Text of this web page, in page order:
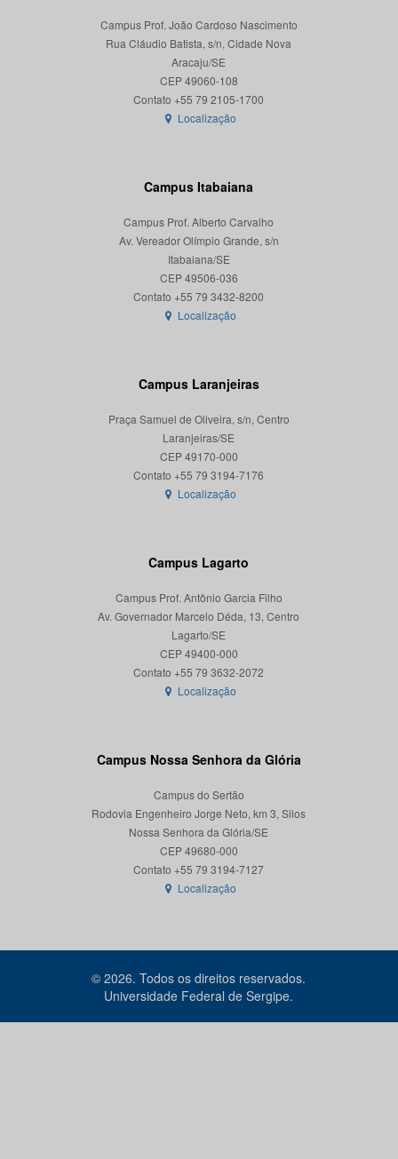
Campus Prof. João Cardoso Nascimento
Rua Cláudio Batista, s/n, Cidade Nova
Aracaju/SE
CEP 49060-108
Localização
Campus Itabaiana
Campus Prof. Alberto Carvalho
Av. Vereador Olímpio Grande, s/n
Itabaiana/SE
CEP 49506-036
Localização
Campus Laranjeiras
Praça Samuel de Oliveira, s/n, Centro
Laranjeiras/SE
CEP 49170-000
Localização
Campus Lagarto
Campus Prof. Antônio Garcia Filho
Av. Governador Marcelo Déda, 13, Centro
Lagarto/SE
CEP 49400-000
Localização
Campus Nossa Senhora da Glória
Campus do Sertão
Rodovia Engenheiro Jorge Neto, km 3, Silos
Nossa Senhora da Glória/SE
CEP 49680-000
Localização
© 2026. Todos os direitos reservados.
Universidade Federal de Sergipe.